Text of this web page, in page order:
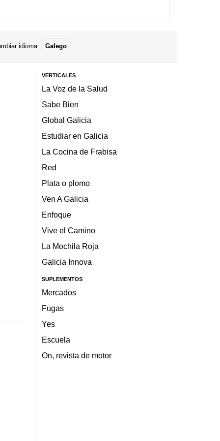
idioma: Galego
VERTICALES
La Voz de la Salud
Sabe Bien
Global Galicia
Estudiar en Galicia
La Cocina de Frabisa
Red
Plata o plomo
Ven A Galicia
Enfoque
Vive el Camino
La Mochila Roja
Galicia Innova
SUPLEMENTOS
Mercados
Fugas
Yes
Escuela
On, revista de motor